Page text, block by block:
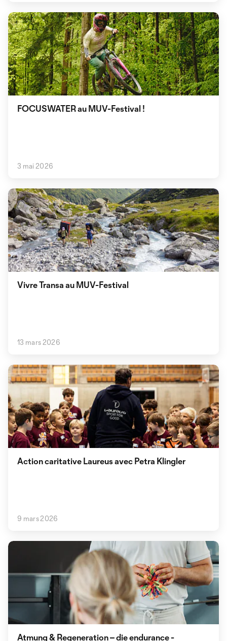
FOCUSWATER au MUV-Festival !
3 mai 2026
Vivre Transa au MUV-Festival
13 mars 2026
Action caritative Laureus avec Petra Klingler
9 mars 2026
Atmung & Regeneration – die endurance -